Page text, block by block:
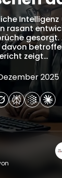
Intelligenz
rasant
gesorgt.
zeigt…
2025